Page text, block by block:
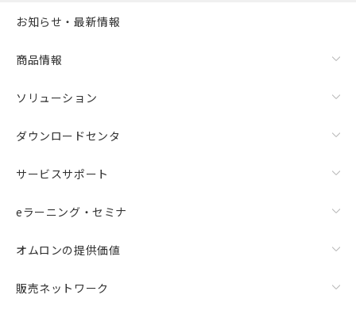
お知らせ・最新情報
商品情報
ソリューション
ダウンロードセンタ
サービスサポート
eラーニング・セミナ
オムロンの提供価値
販売ネットワーク